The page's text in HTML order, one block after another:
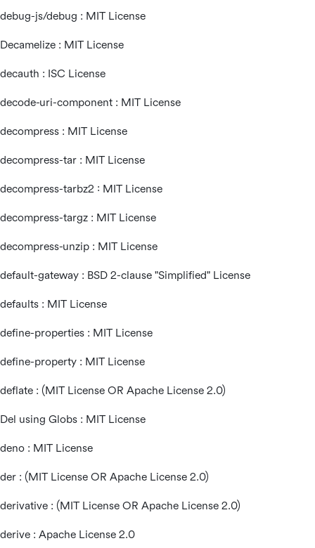
debug-js/debug : MIT License
Decamelize : MIT License
decauth : ISC License
decode-uri-component : MIT License
decompress : MIT License
decompress-tar : MIT License
decompress-tarbz2 : MIT License
decompress-targz : MIT License
decompress-unzip : MIT License
default-gateway : BSD 2-clause "Simplified" License
defaults : MIT License
define-properties : MIT License
define-property : MIT License
deflate : (MIT License OR Apache License 2.0)
Del using Globs : MIT License
deno : MIT License
der : (MIT License OR Apache License 2.0)
derivative : (MIT License OR Apache License 2.0)
derive : Apache License 2.0